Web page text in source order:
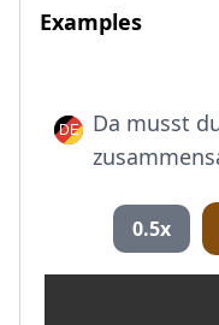
Examples
Da musst
0.5x